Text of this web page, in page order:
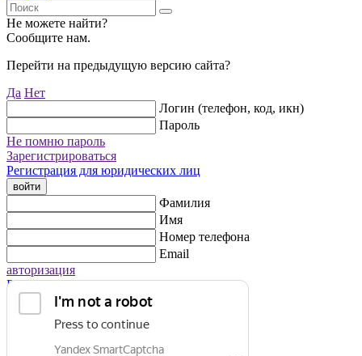
Не можете найти?
Сообщите нам.
Перейти на предыдущую версию сайта?
Да Нет
Логин (телефон, код, икн)
Пароль
Не помню пароль
Зарегистрироваться
Регистрация для юридических лиц
войти
Фамилия
Имя
Номер телефона
Email
авторизация
Регистрация для юридических лиц